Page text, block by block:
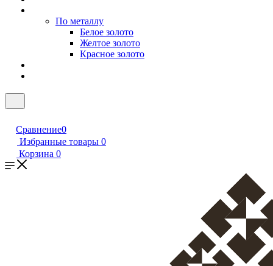
По металлу
Белое золото
Желтое золото
Красное золото
Сравнение0
Избранные товары 0
Корзина 0